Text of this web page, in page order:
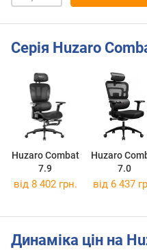
Серія Huzaro
Huzaro Combat
7.9
Huzaro
7.0
від 8 402 грн. від 6 437
Динаміка цін на